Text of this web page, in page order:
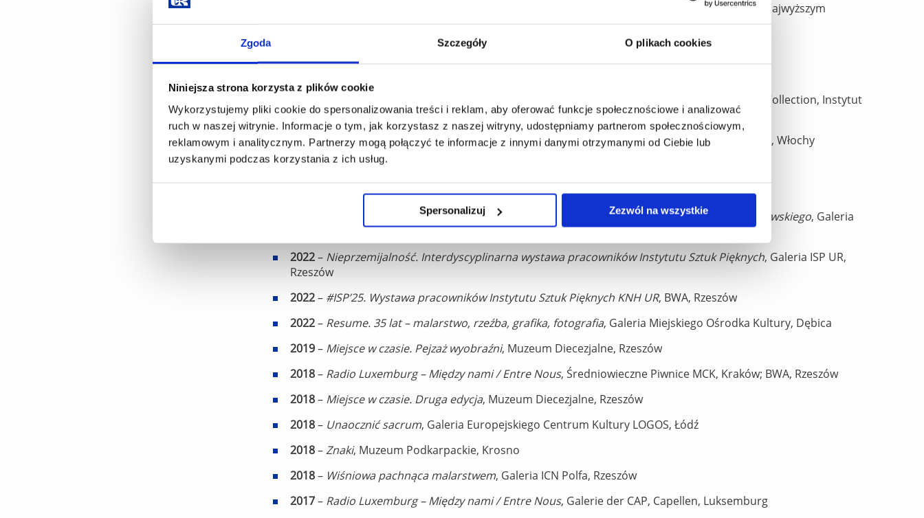
Zgoda Szczegóły O plikach cookies
Niniejsza strona korzysta z plików cookie
Wykorzystujemy pliki cookie do spersonalizowania treści i reklam, aby oferować funkcje społecznościowe i analizować
ruch w naszej witrynie. Informacje o tym, jak korzystasz z naszej witryny, udostępniamy partnerom społecznościowym,
reklamowym i analitycznym. Partnerzy mogą połączyć te informacje z innymi danymi otrzymanymi od Ciebie lub
uzyskanymi podczas korzystania z ich usług.
Spersonalizuj Zezwól na wszystkie
, Galeria „Na najwyższym
poziomie”, Rzeszów
Ślady spotkań szczególnych, BWA, Rzeszów
, BWA, Rzeszów; Galeria Łaźnia, Radom; Nencki Art Collection, Instytut
Biologii Doświadczalnej im. M. Nenckiego PAN, Warszawa
2023–COMPLEANNO. Tanto mondo a un tratto da tutto il mondo, Ex Fornace Gola, Mediolan, Włochy
2023–Pejzaż malarstwa polskiego
Przekroczyć granice, Galeria Sztuki Miejskiego Ośrodka Kultury, Dębica
Malarstwo. Wystawa Zakładu Malarstwa Instytutu Sztuk Pięknych Uniwersytetu Rzeszowskiego, Galeria
Wydziału Sztuki UR, Rzeszów
2022– Nieprzemijalność. Interdyscyplinarna wystawa pracowników Instytutu Sztuk Pięknych, Galeria ISP UR,
Rzeszów
2022– #ISP’25. Wystawa pracowników Instytutu Sztuk Pięknych KNH UR, BWA, Rzeszów
2022– Resume. 35 lat – malarstwo, rzeźba, grafika, fotografia, Galeria Miejskiego Ośrodka Kultury, Dębica
2019– Miejsce w czasie. Pejzaż wyobraźni, Muzeum Diecezjalne, Rzeszów
2018– Radio Luxemburg – Między nami / Entre Nous, Średniowieczne Piwnice MCK, Kraków; BWA, Rzeszów
2018– Miejsce w czasie. Druga edycja, Muzeum Diecezjalne, Rzeszów
2018– Unaocznić sacrum, Galeria Europejskiego Centrum Kultury LOGOS, Łódź
2018–Znaki, Muzeum Podkarpackie, Krosno
2018– Wiśniowa pachnąca malarstwem, Galeria ICN Polfa, Rzeszów
2017– Radio Luxemburg – Między nami / Entre Nous, Galerie der CAP, Capellen, Luksemburg